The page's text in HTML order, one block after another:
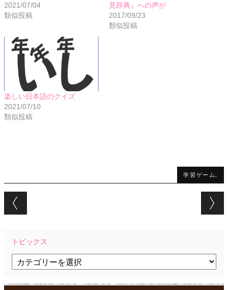
2021/07/04
類似投稿
見辞典』への声が
2017/09/23
類似投稿
楽しい日本語のクイズ
2021/07/10
類似投稿
学習ゲーム,
Post navigation
トピックス
ク